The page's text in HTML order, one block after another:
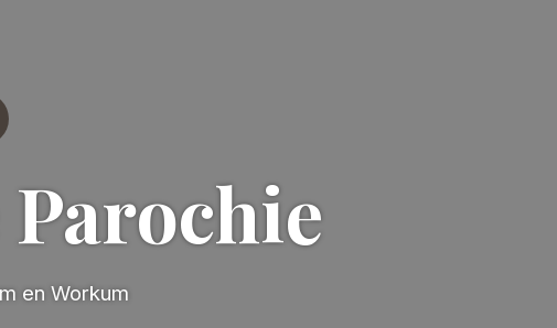
en Workum